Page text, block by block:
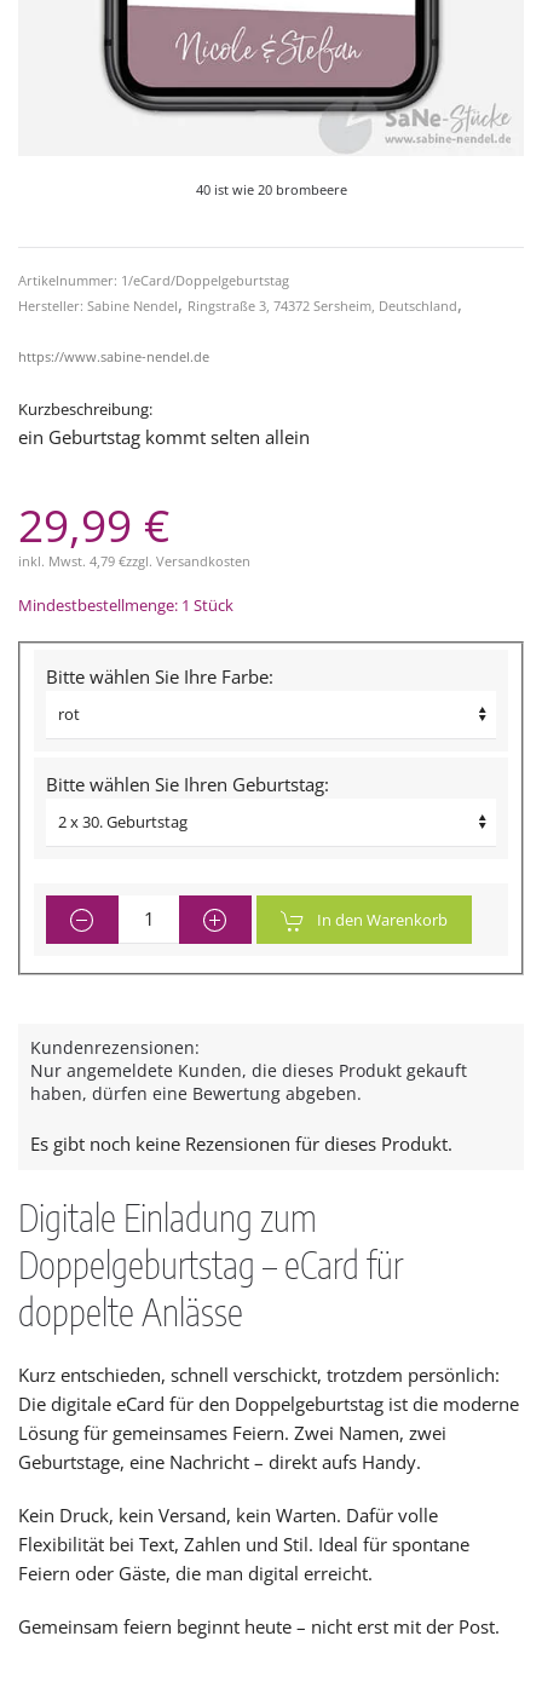
40 ist wie 20 brombeere
Artikelnummer: 1/eCard/Doppelgeburtstag
Hersteller: Sabine Nendel, Ringstraße 3, 74372 Sersheim, Deutschland,
https://www.sabine-nendel.de
Kurzbeschreibung:
ein Geburtstag kommt selten allein
29,99 €
inkl. Mwst. 4,79 €zzgl. Versandkosten
Mindestbestellmenge: 1 Stück
Bitte wählen Sie Ihre Farbe:
Bitte wählen Sie Ihren Geburtstag:
In den Warenkorb
Kundenrezensionen:
Nur angemeldete Kunden, die dieses Produkt gekauft
haben, dürfen eine Bewertung abgeben.
Es gibt noch keine Rezensionen für dieses Produkt.
Digitale Einladung zum
Doppelgeburtstag – eCard für
doppelte Anlässe
Kurz entschieden, schnell verschickt, trotzdem persönlich:
Die digitale eCard für den Doppelgeburtstag ist die moderne
Lösung für gemeinsames Feiern. Zwei Namen, zwei
Geburtstage, eine Nachricht – direkt aufs Handy.
Kein Druck, kein Versand, kein Warten. Dafür volle
Flexibilität bei Text, Zahlen und Stil. Ideal für spontane
Feiern oder Gäste, die man digital erreicht.
Gemeinsam feiern beginnt heute – nicht erst mit der Post.